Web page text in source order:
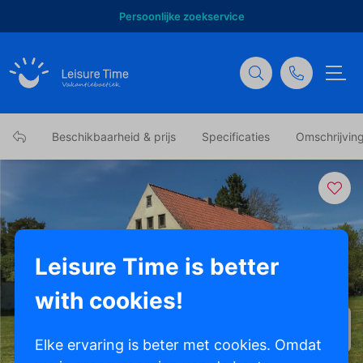
Persoonlijke zoekservice
Beschikbaarheid & prijs Specificaties
Leisure Time is better
with cookies!
Elke ervaring is beter met cookies. Omdat